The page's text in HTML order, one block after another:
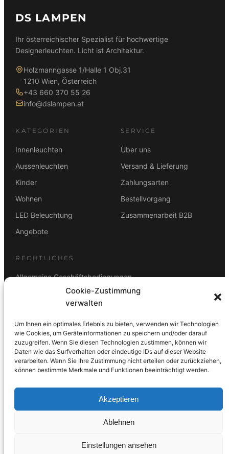
Cookie-Zustimmung
verwalten
Um Ihnen ein optimales Erlebnis zu bieten, verwenden wir Technologien
wie Cookies, um Geräteinformationen zu speichern und/oder darauf
zuzugreifen. Wenn Sie diesen Technologien zustimmen, können wir
Daten wie das Surfverhalten oder eindeutige IDs auf dieser Website
verarbeiten. Wenn Sie Ihre Zustimmung nicht erteilen oder zurückziehen,
können bestimmte Merkmale und Funktionen beeinträchtigt werden.
Akzeptieren
Ablehnen
Einstellungen ansehen
DS LAMPEN
Ihr österreichischer Spezialist für hochwertige
Designerleuchten. Licht ist Architektur.
Holzmanngasse 1/Halle 1 Obj.31
1210 Wien, Österreich
+43 660 370 55 26
info@dslampen.at
KATEGORIEN
Innenleuchten
Aussenleuchten
Kinder
Wohnen
LED Beleuchtung
Angebote
SERVICE
Über uns
Versand & Lieferung
Zahlungsarten
Bestellvorgang
Zusammenarbeit B2B
RECHTLICHES
Allgemeine Geschäftsbedingungen
Rücktrittsbelehrung
ZAHLUNGSARTEN
Vorkasse Visa Mastercard Link PayPal
G-Pay
© 2026 DS Lampen GmbH. Alle Rechte vorbehalten.
Made with care in Wien 🇦🇹